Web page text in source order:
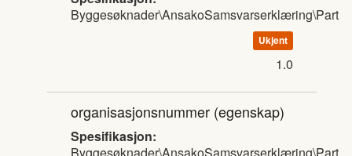
Byggesøknader\AnsakoSamsvarserklæring\Part
Ukjent
1.0
organisasjonsnummer (egenskap)
Spesifikasjon:
Byggesøknader\AnsakoSamsvarserklæring\Part